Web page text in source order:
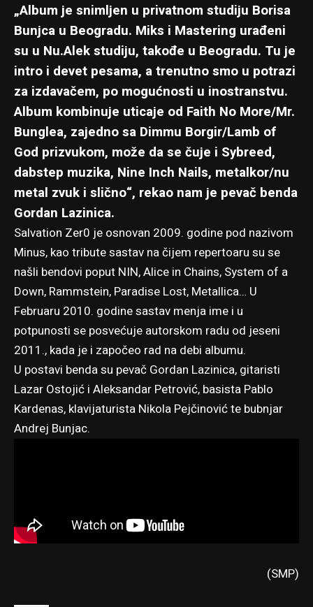
„Album je snimljen u privatnom studiju Borisa
Bunjca u Beogradu. Miks i Mastering urađeni
su u Nu.Alek studiju, takođe u Beogradu. Tu je
intro i devet pesama, a trenutno smo u potrazi
za izdavačem, po mogućnosti u inostranstvu.
Album kombinuje uticaje od Faith No More/Mr.
Bunglea, zajedno sa Dimmu Borgir/Lamb of
God prizvukom, može da se čuje i Sybreed,
dabstep muzika, Nine Inch Nails, metalkor/nu
metal zvuk i slično“, rekao nam je pevač benda
Gordan Lazinica.
Salvation Zer0 je osnovan 2009. godine pod nazivom
Minus, kao tribute sastav na čijem repertoaru su se
našli bendovi poput NIN, Alice in Chains, System of a
Down, Rammstein, Paradise Lost, Metallica… U
Februaru 2010. godine sastav menja ime i u
potpunosti se posvećuje autorskom radu od jeseni
2011., kada je i započeo rad na debi albumu.
U postavi benda su pevač Gordan Lazinica, gitaristi
Lazar Ostojić i Aleksandar Petrović, basista Pablo
Kardenas, klavijaturista Nikola Pejčinović te bubnjar
Andrej Bunjac.
(SMP)